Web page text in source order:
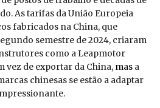
As tarifas da União Europeia
fabricados na China, que
semestre de 2024, criaram
como a Leapmotor
vez de exportar da China, mas a
chinesas se estão a adaptar